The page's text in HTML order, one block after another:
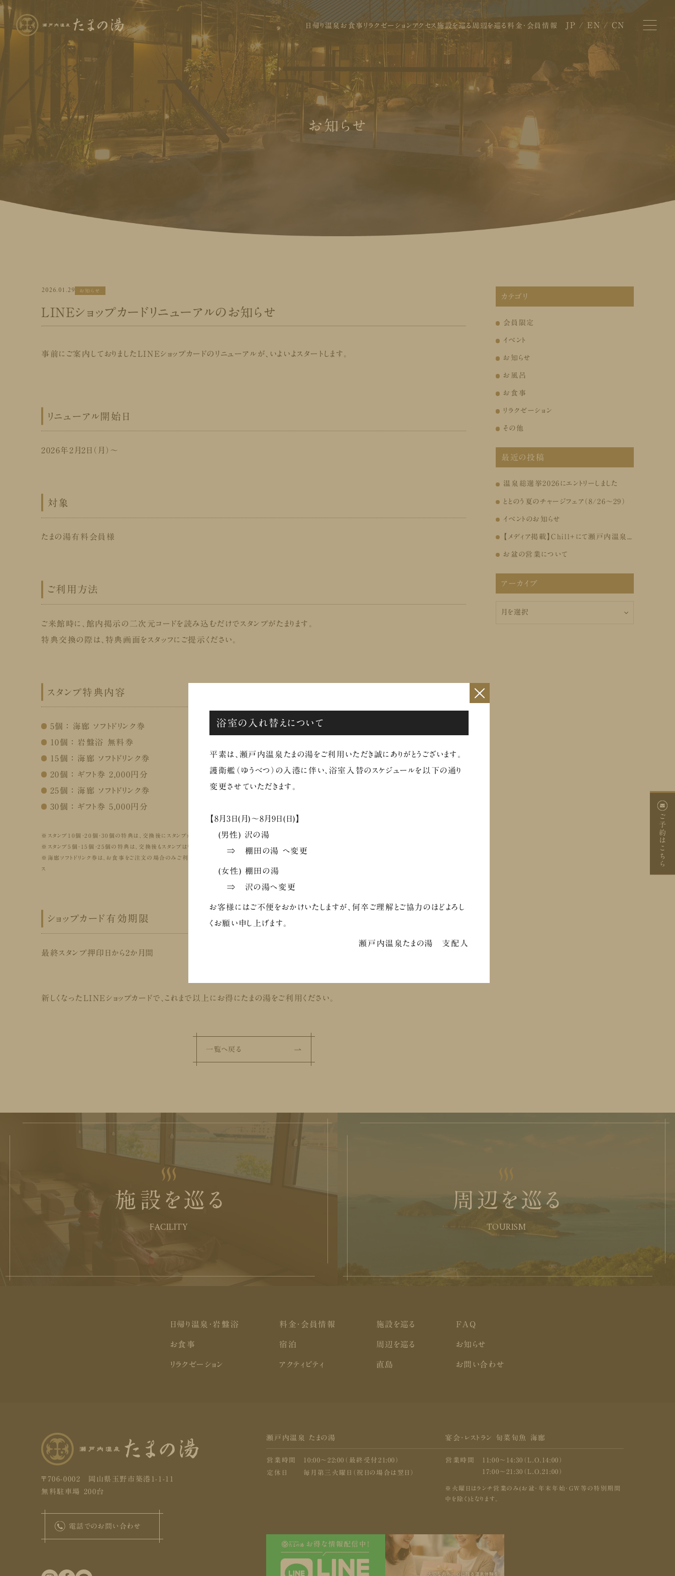
日帰り温泉 お食事 リラクゼーション アクセス 施設を巡る 周辺を巡る 料金・会員情報 JP EN CN
ご予約
はこちら
お知らせ
2026.01.29 お知らせ
LINEショップカードリニューアルのお知らせ
事前にご案内しておりましたLINEショップカードのリニューアルが、いよいよスタートします。
リニューアル開始日
2026年2月2日（月）～
対象
たまの湯有料会員様
ご利用方法
ご来館時に、館内掲示の二次元コードを読み込むだけでスタンプがたまります。
特典交換の際は、特典画面をスタッフにご提示ください。
スタンプ特典内容
5個 ： 海廊 ソフトドリンク券
10個 ： 岩盤浴 無料券
15個 ： 海廊 ソフトドリンク券
20個 ： ギフト券 2,000円分
25個 ： 海廊 ソフトドリンク券
30個 ： ギフト券 5,000円分
※スタンプ10個・20個・30個の特典は、交換後にスタンプがすべてリセットされます。
※スタンプ5個・15個・25個の特典は、交換後もスタンプはリセットされません。
※海廊ソフトドリンク券は、お食事をご注文の場合のみご利用いただけます。対象ドリンク：ウーロン茶／コカ・コーラ／ジンジャーエール／オレンジジュース／アップルジュー
ス
ショップカード有効期限
最終スタンプ押印日から2か月間
新しくなったLINEショップカードで、これまで以上にお得にたまの湯をご利用ください。
一覧へ戻る
カテゴリ
会員限定
イベント
お知らせ
お風呂
お食事
リラクゼーション
その他
最近の投稿
温泉総選挙2026にエントリーしました
ととのう夏のチャージフェア（8/26～29）
イベントのお知らせ
お盆の営業について
アーカイブ
ー
施設を巡る
FACILITY
周辺を巡る
TOURISM
日帰り温泉・岩盤浴
お食事
リラクゼーション
料金・会員情報
宿泊
アクティビティ
施設を巡る
周辺を巡る
直島
FAQ
お知らせ
お問い合わせ
×
浴室の入れ替えについて
平素は、瀬戸内温泉たまの湯をご利用いただき誠にありがとうございます。
護衛艦（ゆうべつ）の入港に伴い、浴室入替のスケジュールを以下の通り
変更させていただきます。
【8月3日(月)～8月9日(日)】
(男性) 沢の湯
⇒ 棚田の湯 へ変更
(女性) 棚田の湯
⇒ 沢の湯へ変更
お客様にはご不便をおかけいたしますが、何卒ご理解とご協力のほどよろし
くお願い申し上げます。
瀬戸内温泉たまの湯 支配人
〒706-0002 岡山県玉野市築港1-1-11
無料駐車場 200台
電話でのお問い合わせ
瀬戸内温泉 たまの湯
営業時間
10:00〜22:00（最終受付21:00）
定休日
毎月第三火曜日（祝日の場合は翌日）
宴会・レストラン 旬菜旬魚 海廊
営業時間
11:00〜14:30（L.O.14:00）
17:00〜21:30（L.O.21:00）
※火曜日はランチ営業のみ(お盆・年末年始・GW等の特別期間
中を除く)となります。